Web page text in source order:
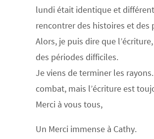
lundi était identique et
rencontrer des histoires et des
Alors, je puis dire que
des périodes difficiles.
Je viens de terminer les
combat, mais l’écriture est
Merci à vous tous,
Un Merci immense à Cathy.